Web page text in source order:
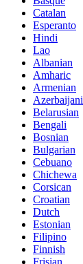
Catalan
Esperanto
Hindi
Lao
Albanian
Amharic
Armenian
Azerbaijani
Belarusian
Bengali
Bosnian
Bulgarian
Cebuano
Chichewa
Corsican
Croatian
Dutch
Estonian
Filipino
Finnish